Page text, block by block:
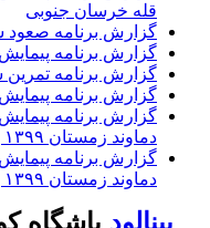
قله خرسان جنوبی
گزارش برنامه صعود
گزارش برنامه پیمایش
گزارش برنامه تمرین
گزارش برنامه
گزارش برنامه
دماوند زمستان ۱۳۹۹ بخش دوم
گزارش برنامه
دماوند زمستان ۱۳۹۹ بخش اول
بينالود باشگاه